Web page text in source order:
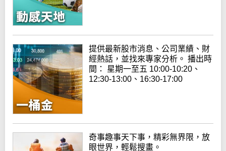
提供最新股市消息、公司業績、財
經熱話，並找來專家分析。 播出時
間： 星期一至五 10:00-10:20、
12:30-13:00、16:30-17:00
奇事趣事天下事，精彩無界限，放
眼世界，輕鬆搜畫。